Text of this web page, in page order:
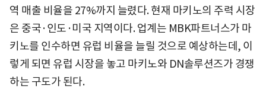
역 매출 비율을 27%까지 늘렸다. 현재 마키노의 주력 시장
은 중국·인도·미국 지역이다. 업계는 MBK파트너스가 마
키노를 인수하면 유럽 비율을 늘릴 것으로 예상하는데, 이
렇게 되면 유럽 시장을 놓고 마키노와 DN솔루션즈가 경쟁
하는 구도가 된다.